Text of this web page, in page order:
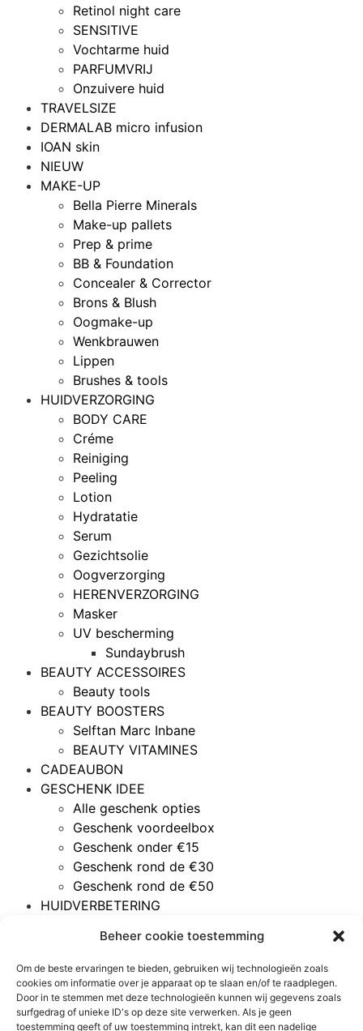
Beheer cookie toestemming
Om de beste ervaringen te bieden, gebruiken wij technologieën zoals
cookies om informatie over je apparaat op te slaan en/of te raadplegen.
Door in te stemmen met deze technologieën kunnen wij gegevens zoals
surfgedrag of unieke ID's op deze site verwerken. Als je geen
toestemming geeft of uw toestemming intrekt, kan dit een nadelige
Retinol night care
SENSITIVE
Vochtarme huid
PARFUMVRIJ
Onzuivere huid
TRAVELSIZE
DERMALAB micro infusion
IOAN skin
NIEUW
MAKE-UP
Bella Pierre Minerals
Make-up pallets
Prep & prime
BB & Foundation
Concealer & Corrector
Brons & Blush
Oogmake-up
Wenkbrauwen
Lippen
Brushes & tools
HUIDVERZORGING
BODY CARE
Créme
Reiniging
Peeling
Lotion
Hydratatie
Serum
Gezichtsolie
Oogverzorging
HERENVERZORGING
Masker
UV bescherming
Sundaybrush
BEAUTY ACCESSOIRES
Beauty tools
BEAUTY BOOSTERS
Selftan Marc Inbane
BEAUTY VITAMINES
CADEAUBON
GESCHENK IDEE
Alle geschenk opties
Geschenk voordeelbox
Geschenk onder €15
Geschenk rond de €30
Geschenk rond de €50
HUIDVERBETERING
Gemengde huid
Gevoelige huid
Rijpere huid
Vette huid
Vochtarme huid